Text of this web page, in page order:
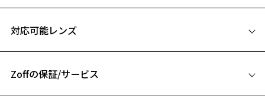
※オリジナルケースとメガネ拭きがセットになります。
B ブリッジ(鼻部分)の横幅：20mm
対応可能レンズ
フレームとレンズの合計料金を知りたい方へ
Zoffの保証/サービス